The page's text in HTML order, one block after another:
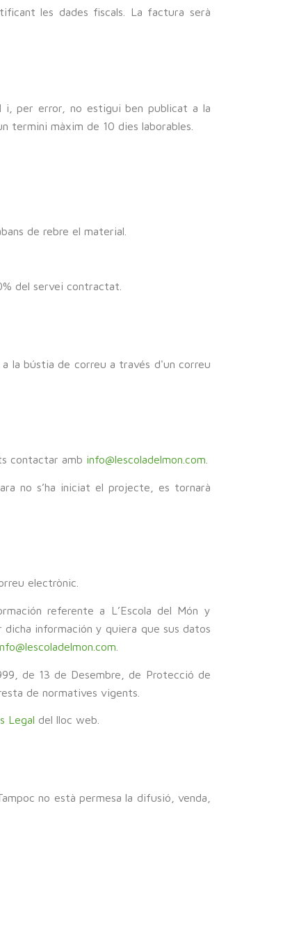
les dades fiscals. La factura serà
i, per error, no estigui ben publicat a la
termini màxim de 10 dies laborables.
de rebre el material.
del servei contractat.
la bústia de correu a través d'un correu
contactar amb info@lescoladelmon.com
no s’ha iniciat el projecte, es tornarà
electrònic.
referente a L’Escola del Món y
información y quiera que sus datos
de 13 de Desembre, de Protecció de
de normatives vigents.
Legal del lloc web.
no està permesa la difusió, venda,